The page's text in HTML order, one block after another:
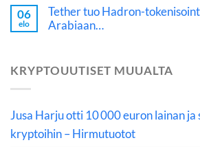
06
elo
Tether tuo Hadron-
Arabiaan…
KRYPTOUUTISET MUUALTA
Jusa Harju otti 10 000 euron lainan
kryptoihin – Hirmutuotot